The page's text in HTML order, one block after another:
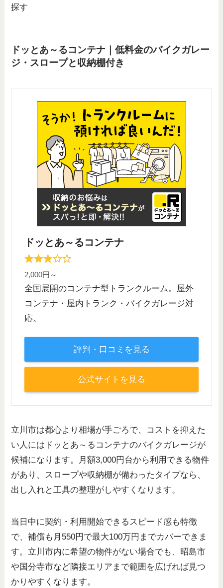
探す
ドッとあ～るコンテナ｜低料金のバイクガレー
ジ・スロープと収納棚付き
ドッとあ～るコンテナ
2,000円～
全国展開のコンテナ型トランクルーム。屋外
コンテナ・屋内トランク・バイクガレージ対
応。
評判・口コミを見る
公式サイトを見る
立川市は都心より相場が手ごろで、コストを抑えた
い人にはドッとあ～るコンテナのバイクガレージが
候補になります。月額3,000円台から利用できる物件
があり、スロープや収納棚が備わったタイプなら、
出し入れと工具の整理がしやすくなります。
当日中に契約・利用開始できるスピード感も特徴
で、補償も月550円で最大100万円までカバーできま
す。立川市内に希望の物件がない場合でも、昭島市
や国分寺市など隣接エリアまで範囲を広げれば見つ
かりやすくなります。